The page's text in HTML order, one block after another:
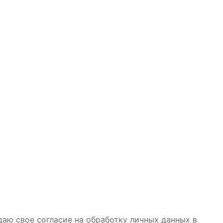
свое согласие на обработку личных данных в